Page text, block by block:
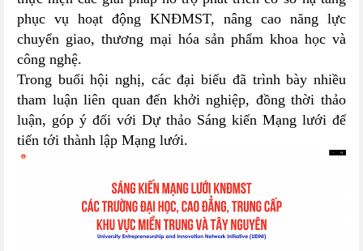
phục vụ hoạt động KNĐMST, nâng cao năng lực
chuyển giao, thương mại hóa sản phẩm khoa học và
công nghệ.
Trong buổi hội nghị, các đại biểu đã trình bày nhiều
tham luận liên quan đến khởi nghiệp, đồng thời thảo
luận, góp ý đối với Dự thảo Sáng kiến Mạng lưới để
tiến tới thành lập Mạng lưới.